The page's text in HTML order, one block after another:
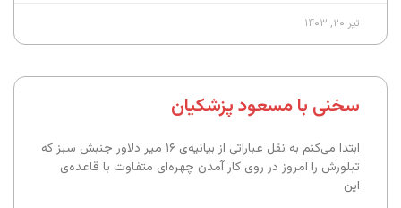
تیر ۲۰, ۱۴۰۳
سخنی با مسعود پزشکیان
ابتدا می‌کنم به نقل عباراتی از بیانیه‌ی ۱۶ میر دلاور جنبش سبز که
تبلورش را امروز در روی کار آمدن چهره‌ای متفاوت با قاعده‌ی
این